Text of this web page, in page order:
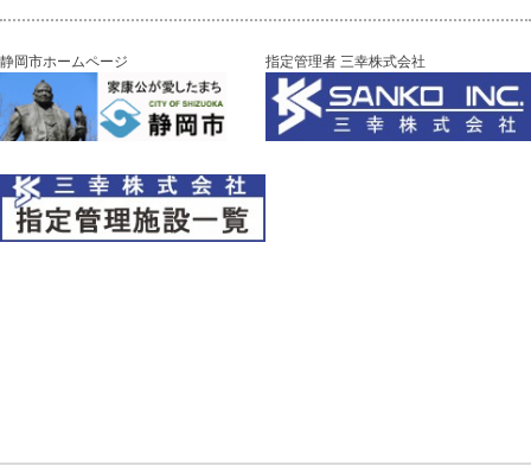
静岡市ホームページ 指定管理者 三幸株式会社